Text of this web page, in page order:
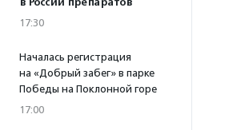
17:30
Началась регистрация
на «Добрый забег» в парке
Победы на Поклонной горе
17:00